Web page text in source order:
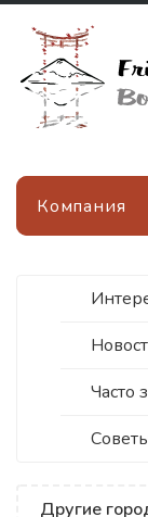
Компания
Часто
Другие